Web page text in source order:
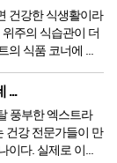
건강한 식생활이라
주의 식습관이 더
식품 코너에 ...
...
풍부한 엑스트라
건강 전문가들이 만
다. 실제로 이...